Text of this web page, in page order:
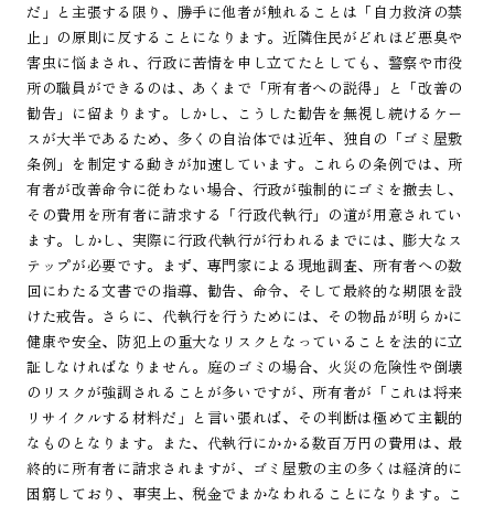
だ」と主張する限り、勝手に他者が触れることは「自力救済の禁
止」の原則に反することになります。近隣住民がどれほど悪臭や
害虫に悩まされ、行政に苦情を申し立てたとしても、警察や市役
所の職員ができるのは、あくまで「所有者への説得」と「改善の
勧告」に留まります。しかし、こうした勧告を無視し続けるケー
スが大半であるため、多くの自治体では近年、独自の「ゴミ屋敷
条例」を制定する動きが加速しています。これらの条例では、所
有者が改善命令に従わない場合、行政が強制的にゴミを撤去し、
その費用を所有者に請求する「行政代執行」の道が用意されてい
ます。しかし、実際に行政代執行が行われるまでには、膨大なス
テップが必要です。まず、専門家による現地調査、所有者への数
回にわたる文書での指導、勧告、命令、そして最終的な期限を設
けた戒告。さらに、代執行を行うためには、その物品が明らかに
健康や安全、防犯上の重大なリスクとなっていることを法的に立
証しなければなりません。庭のゴミの場合、火災の危険性や倒壊
のリスクが強調されることが多いですが、所有者が「これは将来
リサイクルする材料だ」と言い張れば、その判断は極めて主観的
なものとなります。また、代執行にかかる数百万円の費用は、最
終的に所有者に請求されますが、ゴミ屋敷の主の多くは経済的に
困窮しており、事実上、税金でまかなわれることになります。こ